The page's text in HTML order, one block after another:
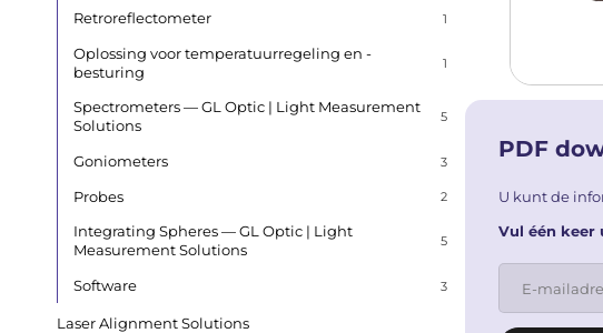
Retroreflectometer 1
Oplossing voor temperatuurregeling en -
besturing
1
Spectrometers — GL Optic | Light Measurement
Solutions
5
Goniometers 3
Probes 2
Integrating Spheres — GL Optic | Light
Measurement Solutions
5
Software 3
Laser Alignment Solutions
PDF
U kunt de
Vul één keer